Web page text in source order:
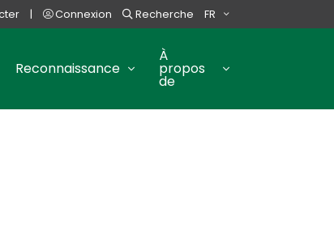
| Connexion Recherche FR
Reconnaissance
À
propos
de